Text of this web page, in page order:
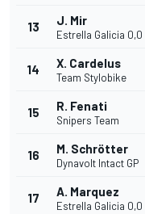
13 J. Mir
Estrella Galicia 0,0
14 X. Cardelus
Team Stylobike
15 R. Fenati
Snipers Team
16 M. Schrötter
Dynavolt Intact GP
17 A. Marquez
Estrella Galicia 0,0